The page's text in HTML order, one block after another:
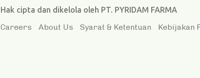
Hak cipta dan dikelola oleh PT. PYRIDAM FARMA
Careers
About Us Syarat & Ketentuan Kebijakan